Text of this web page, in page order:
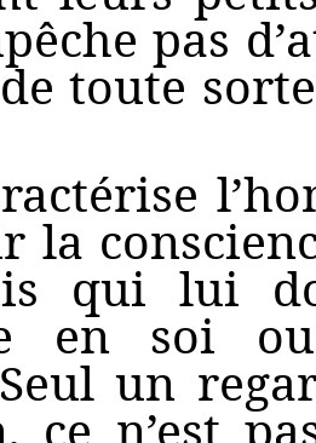
pas
toute
la
qui lui
en soi
Seul un
ce n’est